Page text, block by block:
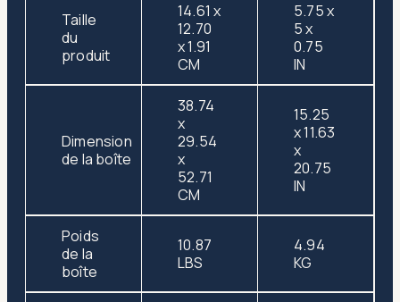
Taille
du
produit
14.61 x
12.70
x 1.91
CM
5.75 x
5 x
0.75
IN
Dimension
de la boîte
38.74
x
29.54
x
52.71
CM
15.25
x 11.63
x
20.75
IN
Poids
de la
boîte
10.87
LBS
4.94
KG